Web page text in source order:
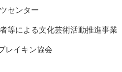
センター
等による文化芸術活動推進事業
レイキン協会